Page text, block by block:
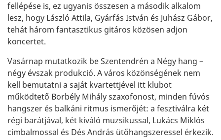
fellépése is, ez ugyanis összesen a második alkalom
lesz, hogy László Attila, Gyárfás István és Juhász Gábor,
tehát három fantasztikus gitáros közösen adjon
koncertet.
Vasárnap mutatkozik be Szentendrén a Négy hang –
négy évszak produkció. A város közönségének nem
kell bemutatni a saját kvartettjével itt klubot
működtető Borbély Mihály szaxofonost, minden fúvós
hangszer és balkáni ritmus ismerőjét: a fesztiválra két
régi barátjával, két kiváló muzsikussal, Lukács Miklós
cimbalmossal és Dés András ütőhangszeressel érkezik.